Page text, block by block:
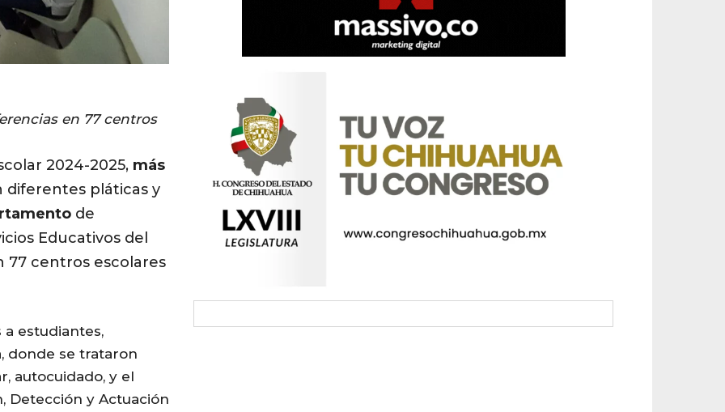
en 77 centros
2024-2025, más
pláticas y
de
Educativos del
77 centros escolares
estudiantes,
donde se trataron
autocuidado, y el
Detección y Actuación